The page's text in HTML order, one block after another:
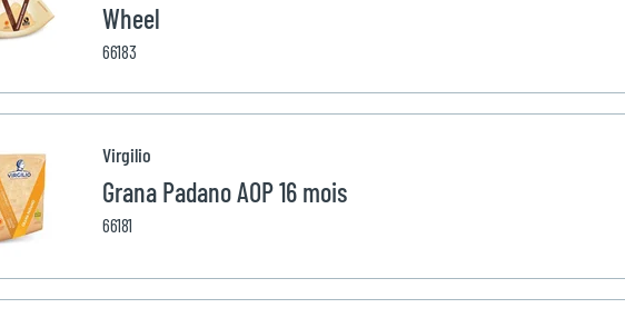
Wheel
66183
Virgilio
Grana Padano AOP 16 mois
66181